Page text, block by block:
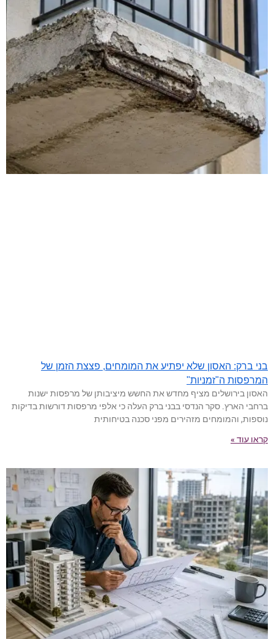
בני ברק: האסון שלא יפתיע את המומחים, פצצת הזמן של
המרפסות ה"זמניות"
האסון בירושלים מציף מחדש את החשש מיציבותן של מרפסות ישנות
ברחבי הארץ. סקר הנדסי בבני ברק העלה כי אלפי מרפסות דורשות בדיקות
נוספות, והמומחים מזהירים מפני סכנה בטיחותית
קראו עוד »